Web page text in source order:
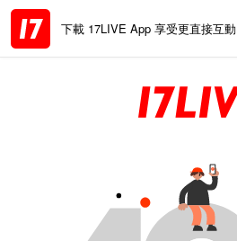
下載 17LIVE App 享受更直接互動